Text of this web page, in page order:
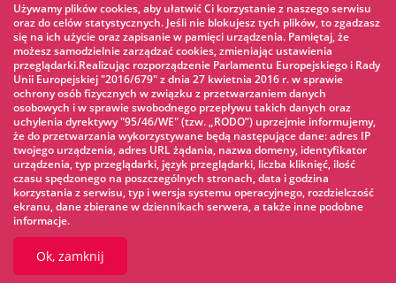
Drogi »
Warto zobaczyć
Park linowy »
Park Wodny »
Lodowisko »
KINOECK »
Muzeum »
© 2026 UM Ełk
Używamy plików cookies, aby ułatwić Ci korzystanie z naszego serwisu
oraz do celów statystycznych. Jeśli nie blokujesz tych plików, to zgadzasz
się na ich użycie oraz zapisanie w pamięci urządzenia. Pamiętaj, że
możesz samodzielnie zarządzać cookies, zmieniając ustawienia
przeglądarki.Realizując rozporządzenie Parlamentu Europejskiego i Rady
Unii Europejskiej "2016/679" z dnia 27 kwietnia 2016 r. w sprawie
ochrony osób fizycznych w związku z przetwarzaniem danych
osobowych i w sprawie swobodnego przepływu takich danych oraz
uchylenia dyrektywy "95/46/WE" (tzw. „RODO”) uprzejmie informujemy,
że do przetwarzania wykorzystywane będą następujące dane: adres IP
twojego urządzenia, adres URL żądania, nazwa domeny, identyfikator
urządzenia, typ przeglądarki, język przeglądarki, liczba kliknięć, ilość
czasu spędzonego na poszczególnych stronach, data i godzina
korzystania z serwisu, typ i wersja systemu operacyjnego, rozdzielczość
ekranu, dane zbierane w dziennikach serwera, a także inne podobne
informacje.
Ok, zamknij